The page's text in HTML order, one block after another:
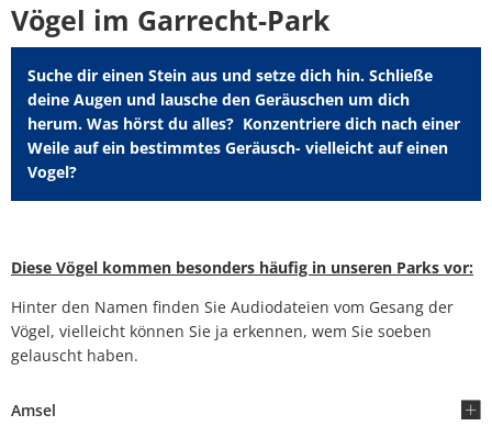
Haltestelle
Garrecht-
Park
Vögel im Garrecht-Park
Suche dir einen Stein aus und setze dich hin. Schließe
deine Augen und lausche den Geräuschen um dich
herum. Was hörst du alles? Konzentriere dich nach einer
Weile auf ein bestimmtes Geräusch- vielleicht auf einen
Vogel?
Diese Vögel kommen besonders häufig in unseren Parks vor:
Hinter den Namen finden Sie Audiodateien vom Gesang der
Vögel, vielleicht können Sie ja erkennen, wem Sie soeben
gelauscht haben.
Amsel